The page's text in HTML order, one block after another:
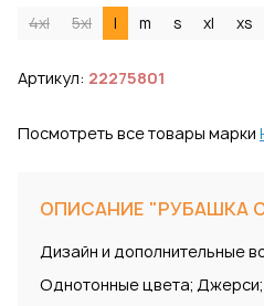
4xl 5xl l m s xl xs
Артикул: 22275801
Посмотреть все товары марки
ОПИСАНИЕ "РУБАШКА
Дизайн и дополнительные
Однотонные цвета;